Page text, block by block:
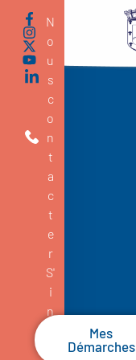
N
o
u
s
c
o
n
t
a
c
t
e
r
S'
i
n
Mes
Démarches